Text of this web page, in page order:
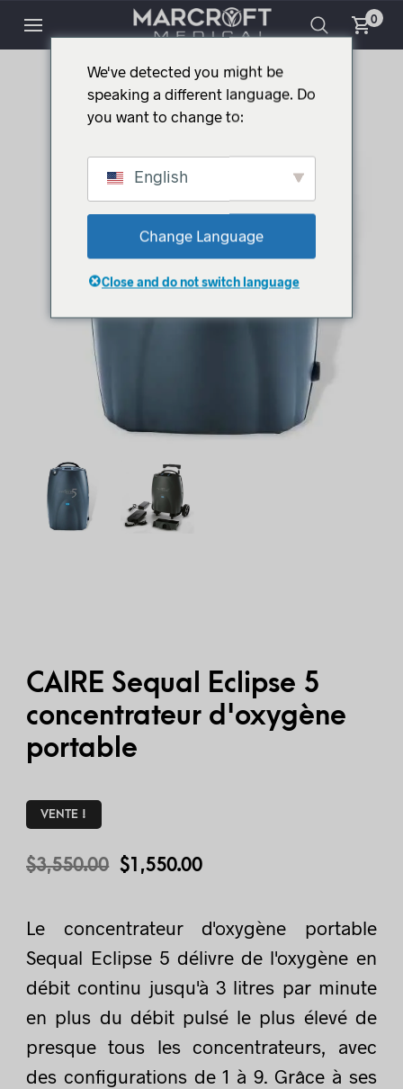
0
CAIRE Sequal Eclipse 5
concentrateur d'oxygène
portable
VENTE !
$3,550.00 $1,550.00
Le concentrateur d'oxygène portable
Sequal Eclipse 5 délivre de l'oxygène en
débit continu jusqu'à 3 litres par minute
en plus du débit pulsé le plus élevé de
presque tous les concentrateurs, avec
des configurations de 1 à 9. Grâce à ses
We've detected you might be
speaking a different language. Do
you want to change to:
English
Change Language
Close and do not switch language